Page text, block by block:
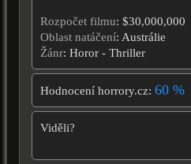
Rozpočet filmu: $30,000,000
Oblast natáčení: Austrálie
Žánr: Horor - Thriller
Hodnocení horrory.cz: 60 %
Viděli?